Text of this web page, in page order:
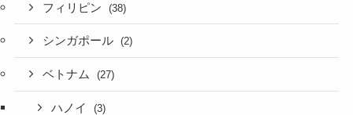
フィリピン (38)
シンガポール (2)
ベトナム (27)
ハノイ (3)